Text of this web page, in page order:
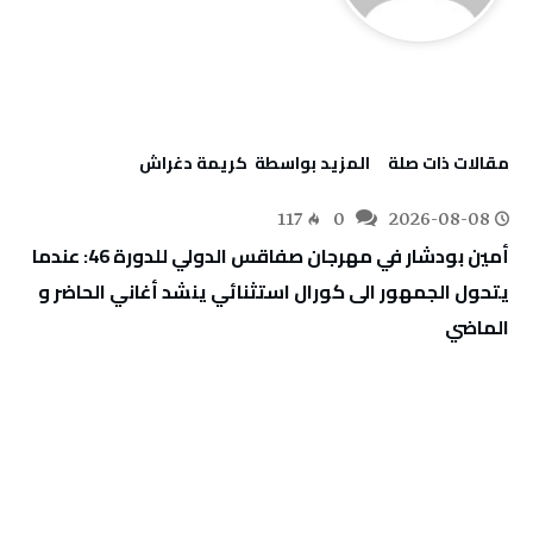
‫مقالات ذات صلة‬ ‫‫المزيد بواسطة‬ ‬ كريمة‭ ‬دغراش
2026-08-08
117
أمين بودشار في مهرجان صفاقس الدولي للدورة 46: عندما
يتحول الجمهور الى كورال استثنائي ينشد أغاني الحاضر و
الماضي